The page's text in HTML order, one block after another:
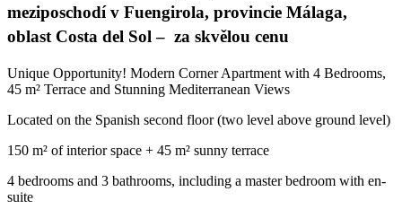
meziposchodí v Fuengirola, provincie Málaga,
oblast Costa del Sol – za skvělou cenu
Unique Opportunity! Modern Corner Apartment with 4 Bedrooms,
45 m² Terrace and Stunning Mediterranean Views
Located on the Spanish second floor (two level above ground level)
150 m² of interior space + 45 m² sunny terrace
4 bedrooms and 3 bathrooms, including a master bedroom with en-
suite